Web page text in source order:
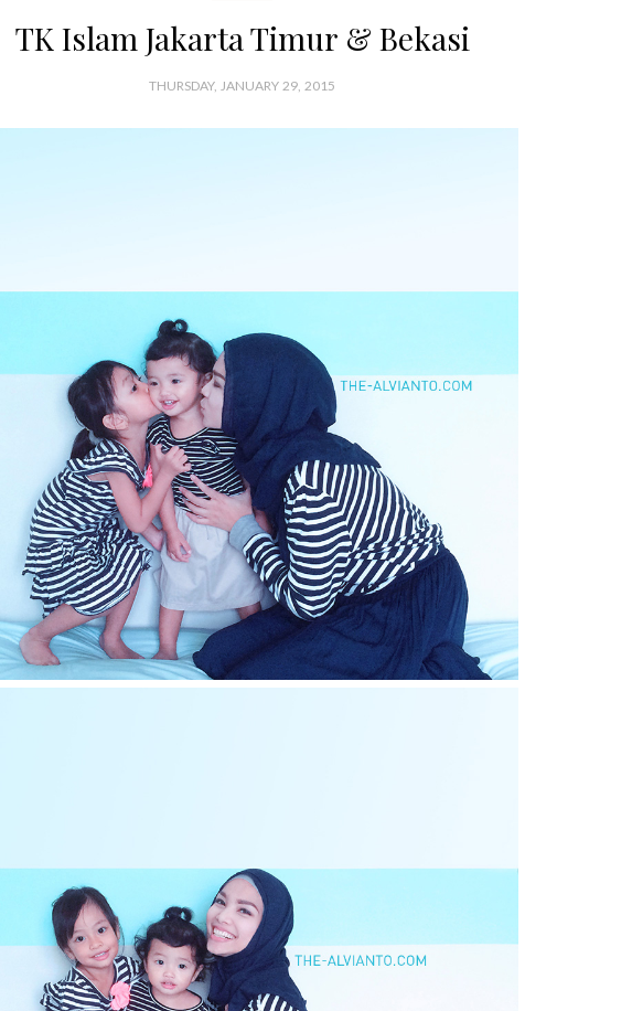
TK Islam Jakarta Timur & Bekasi
THURSDAY, JANUARY 29, 2015